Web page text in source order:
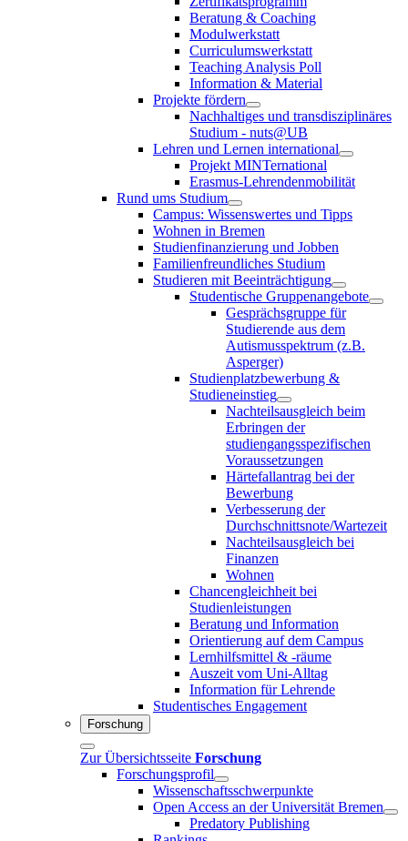
Beratung & Coaching
Modulwerkstatt
Curriculumswerkstatt
Teaching Analysis Poll
Information & Material
Projekte fördern
Nachhaltiges und transdisziplinäres
Studium - nuts@UB
Lehren und Lernen international
Projekt MINTernational
Erasmus-Lehrendenmobilität
Rund ums Studium
Campus: Wissenswertes und Tipps
Wohnen in Bremen
Studienfinanzierung und Jobben
Familienfreundliches Studium
Studieren mit Beeinträchtigung
Studentische Gruppenangebote
Gesprächsgruppe für
Studierende aus dem
Autismusspektrum (z.B.
Asperger)
Studienplatzbewerbung &
Studieneinstieg
Nachteilsausgleich beim
Erbringen der
studiengangsspezifischen
Voraussetzungen
Härtefallantrag bei der
Bewerbung
Verbesserung der
Durchschnittsnote/Wartezeit
Nachteilsausgleich bei
Finanzen
Wohnen
Chancengleichheit bei
Studienleistungen
Beratung und Information
Orientierung auf dem Campus
Lernhilfsmittel & -räume
Auszeit vom Uni-Alltag
Information für Lehrende
Studentisches Engagement
Forschung
Zur Übersichtsseite Forschung
Forschungsprofil
Wissenschaftsschwerpunkte
Open Access an der Universität Bremen
Predatory Publishing